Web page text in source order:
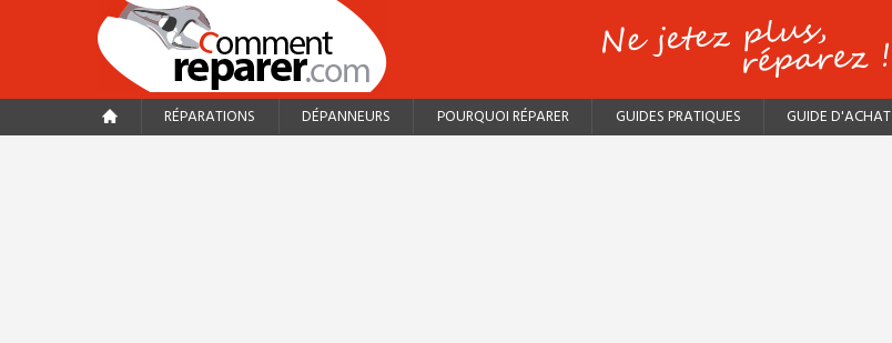
RÉPARATIONS DÉPANNEURS POURQUOI RÉPARER GUIDES PRATIQUES GUIDE D'ACHAT